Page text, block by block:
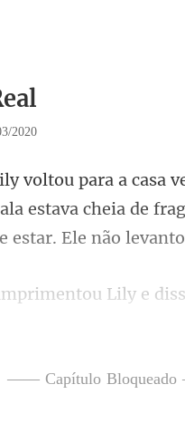
2020
estava cheia de
rimentou Lily e
—— Capítulo